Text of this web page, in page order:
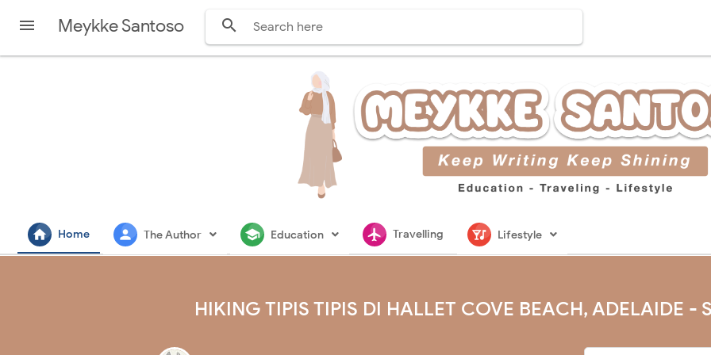
 Meykke Santoso 
home Home person The Author school Education flightsmodeTravelling nightlife Lifestyle
HIKING TIPIS TIPIS DI HALLET COVE BEACH, ADELAIDE -